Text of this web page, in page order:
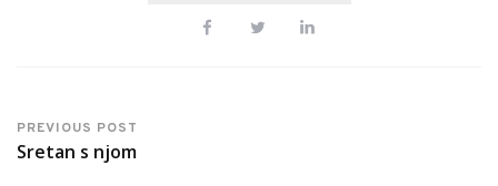
PREVIOUS POST
Sretan s njom